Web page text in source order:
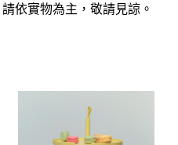
依實物為主，敬請見諒。